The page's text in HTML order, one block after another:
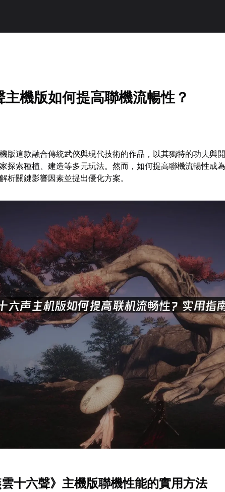
主機版如何提高聯機流暢性？
機版這款融合傳統武俠與現代技術的作品，以其獨特的功夫與
探索種植、建造等多元玩法。然而，如何提高聯機流暢性成
析關鍵影響因素並提出優化方案。
十六聲》主機版聯機性能的實用方法